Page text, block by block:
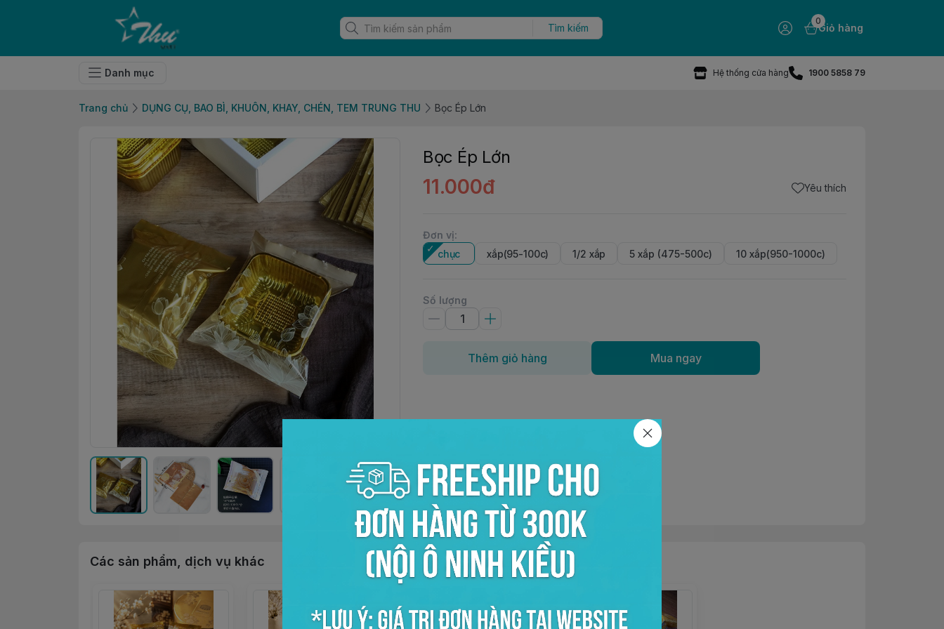
Tìm kiếm
0
Giỏ hàng
Danh mục Hệ thống cửa hàng 1900 5858 79
Trang chủ DỤNG CỤ, BAO BÌ, KHUÔN, KHAY, CHÉN, TEM TRUNG THU Bọc Ép Lớn
Bọc Ép Lớn
11.000đ Yêu thích
Đơn vị:
chục
xắp(95-100c) 1/2 xắp 5 xắp (475-500c) 10 xắp(950-1000c)
Số lượng
Thêm giỏ hàng Mua ngay
Các sản phẩm, dịch vụ khác